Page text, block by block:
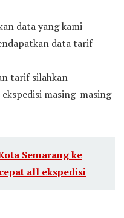
data yang kami
data tarif
tarif silahkan
masing-masing
Semarang ke
all ekspedisi